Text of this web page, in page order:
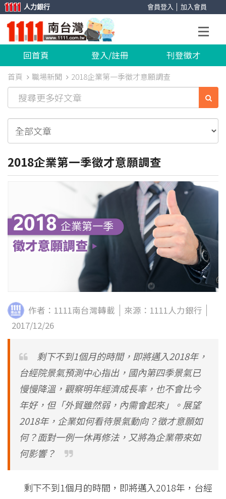
會員登入 加入會員
人力銀行
粉絲團 Line@ IG
回首頁 登入/註冊 刊登徵才
首頁 職場新聞 2018企業第一季徵才意願調查
2018企業第一季徵才意願調查
作者：1111南台灣轉載
來源：1111人力銀行
2017/12/26
剩下不到1個月的時間，即將邁入2018年，
台經院景氣預測中心指出，國內第四季景氣已
慢慢降溫，觀察明年經濟成長率，也不會比今
年好，但「外貿雖然弱，內需會起來」。展望
2018年，企業如何看待景氣動向？徵才意願如
何？面對一例一休再修法，又將為企業帶來如
何影響？
剩下不到1個月的時間，即將邁入2018年，台經